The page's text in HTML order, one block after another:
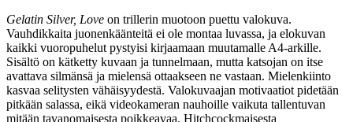
Gelatin Silver, Love on trillerin muotoon puettu valokuva.
Vauhdikkaita juonenkäänteitä ei ole montaa luvassa, ja elokuvan
kaikki vuoropuhelut pystyisi kirjaamaan muutamalle A4-arkille.
Sisältö on kätketty kuvaan ja tunnelmaan, mutta katsojan on itse
avattava silmänsä ja mielensä ottaakseen ne vastaan. Mielenkiinto
kasvaa selitysten vähäisyydestä. Valokuvaajan motivaatiot pidetään
pitkään salassa, eikä videokameran nauhoille vaikuta tallentuvan
mitään tavanomaisesta poikkeavaa. Hitchcockmaisesta